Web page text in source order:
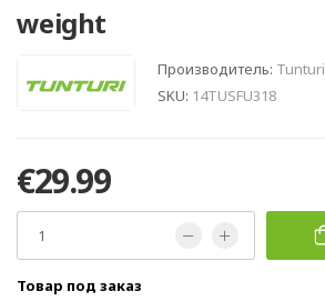
weight
Производитель: Tunturi
SKU: 14TUSFU318
€29.99
Товар под заказ